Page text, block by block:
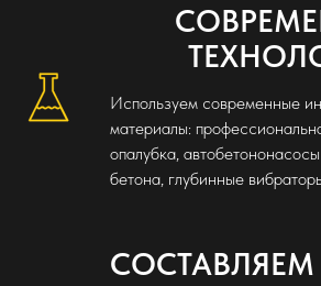
Используем современные
материалы:
опалубка,
бетона, глубинные